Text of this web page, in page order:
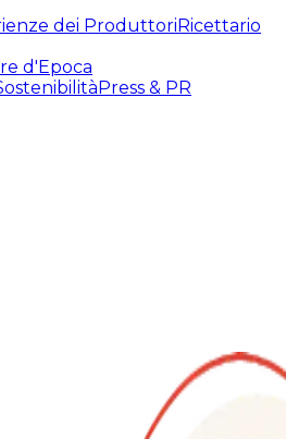
dei ProduttoriRicettario
d'Epoca
Press & PR
Esperienze